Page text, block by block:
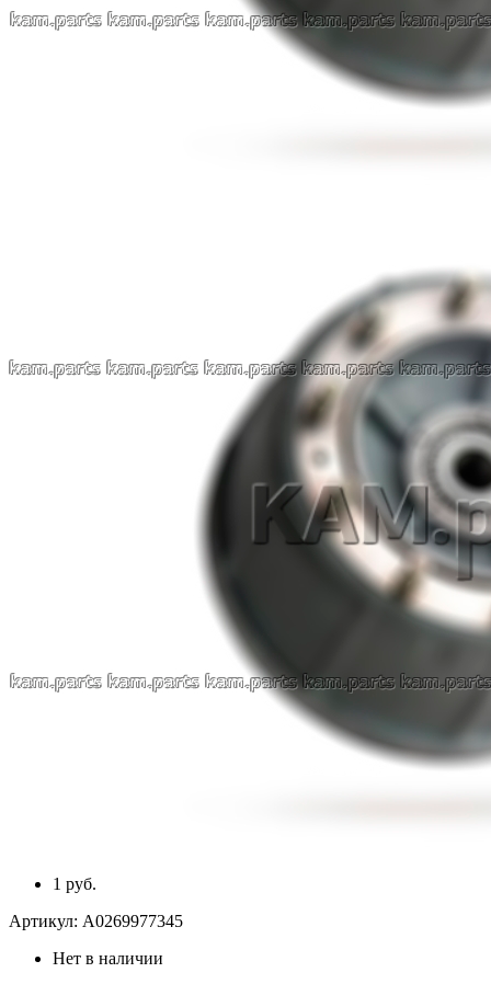
1 руб.
Артикул: A0269977345
Нет в наличии